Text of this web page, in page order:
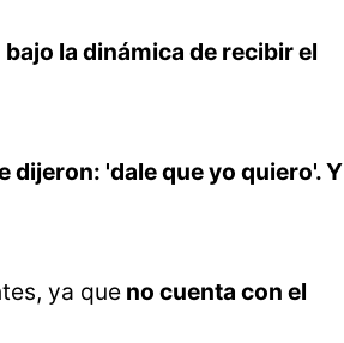
la dinámica de recibir el
dijeron: 'dale que yo quiero'. Y
ya que no cuenta con el